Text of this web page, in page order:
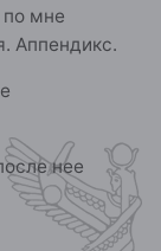
по мне
Аппендикс.
нее